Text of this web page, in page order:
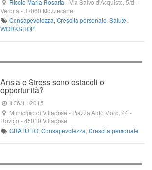
Riccio Maria Rosaria -Via Salvo d'Acquisto, 5/d -
Verona -37060 Mozzecane
Consapevolezza,Crescita personale,Salute,
WORKSHOP
Ansia e Stress sono ostacoli o
opportunità?
Il 26/11/2015
Municipio di Villadose - Piazza Aldo Moro, 24 -
Rovigo -45010 Villadose
GRATUITO,Consapevolezza,Crescita personale